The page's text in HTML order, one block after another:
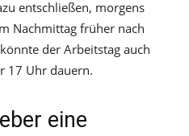
entschließen, morgens
Nachmittag früher nach
der Arbeitstag auch
17 Uhr dauern.
eine